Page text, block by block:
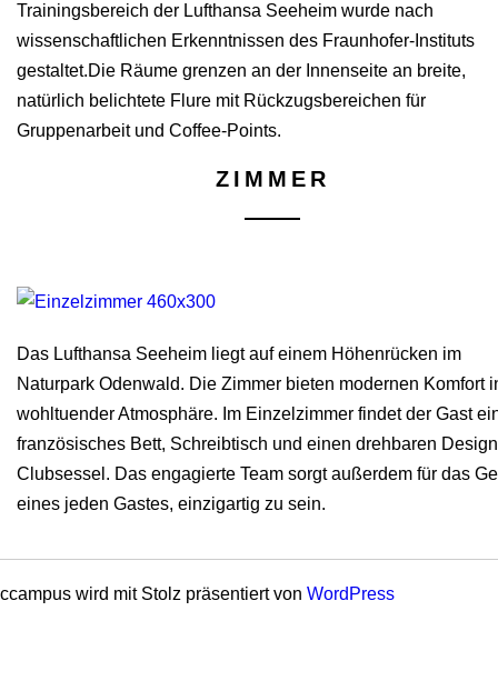
Trainingsbereich der Lufthansa Seeheim wurde nach
wissenschaftlichen Erkenntnissen des Fraunhofer-Instituts
gestaltet.Die Räume grenzen an der Innenseite an breite,
natürlich belichtete Flure mit Rückzugsbereichen für
Gruppenarbeit und Coffee-Points.
ZIMMER
Das Lufthansa Seeheim liegt auf einem Höhenrücken im
Naturpark Odenwald. Die Zimmer bieten modernen Komfort
wohltuender Atmosphäre. Im Einzelzimmer findet der Gast
französisches Bett, Schreibtisch und einen drehbaren
Clubsessel. Das engagierte Team sorgt außerdem für das
eines jeden Gastes, einzigartig zu sein.
ccampus wird mit Stolz präsentiert von WordPress